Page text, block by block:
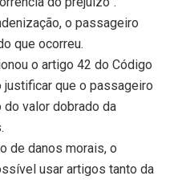
o passageiro
que ocorreu.
o artigo 42 do Código
justificar que o passageiro
valor dobrado da
de danos morais, o
usar artigos tanto da